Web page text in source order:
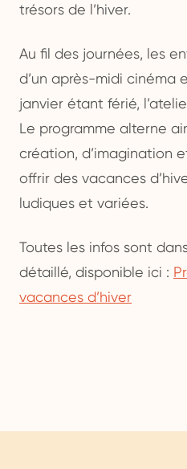
trésors de l’hiver.
Au fil des journées, les
d’un après-midi cinéma
janvier étant férié,
Le programme alterne
création, d’imagination
offrir des vacances
ludiques et variées.
Toutes les infos sont
détaillé, disponible ici :
vacances d’hiver